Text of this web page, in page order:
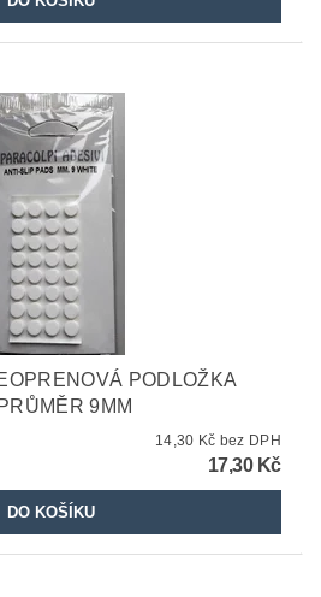
PODLOŽKA
9MM
14,30 Kč bez DPH
17,30 Kč